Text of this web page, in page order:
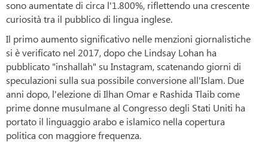
sono aumentate di circa l'1.800%, riflettendo una crescente
curiosità tra il pubblico di lingua inglese.
Il primo aumento significativo nelle menzioni giornalistiche
si è verificato nel 2017, dopo che Lindsay Lohan ha
pubblicato "inshallah" su Instagram, scatenando giorni di
speculazioni sulla sua possibile conversione all'Islam. Due
anni dopo, l'elezione di Ilhan Omar e Rashida Tlaib come
prime donne musulmane al Congresso degli Stati Uniti ha
portato il linguaggio arabo e islamico nella copertura
politica con maggiore frequenza.